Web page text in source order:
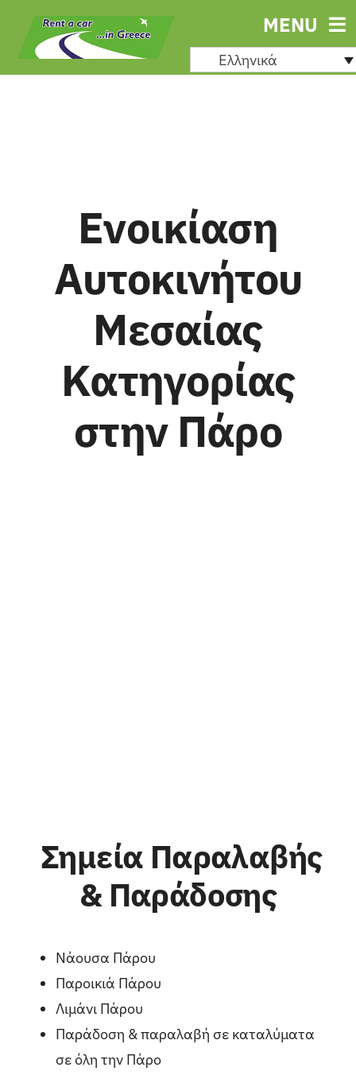
Μετάβαση
περιεχόμενο
MENU
Ελληνικά
Ενοικίαση
Αυτοκινήτου
Μεσαίας
Κατηγορίας
στην Πάρο
Σημεία Παραλαβής
& Παράδοσης
Νάουσα Πάρου
Παροικιά Πάρου
Λιμάνι Πάρου
Παράδοση & παραλαβή σε καταλύματα
σε όλη την Πάρο